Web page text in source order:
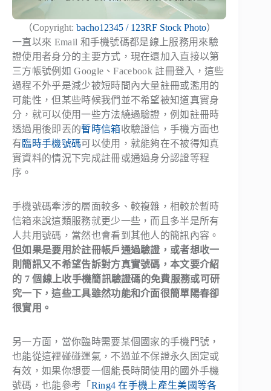
（Copyright: bacho12345 / 123RF Stock Photo）
一直以來 Email 和手機號碼都是線上服務用來驗
證使用者身分的主要方式，現在還加入直接以第
三方帳號例如 Google、Facebook 註冊登入，這些
過程不外乎是減少被短時間內大量註冊或濫用的
可能性，但某些時候我們並不希望被知道真實身
分，就可以使用一些方法繞過驗證，例如註冊時
透過用後即丟的暫時信箱收驗證信，手機方面也
有臨時手機號碼可以使用，就能夠在不被得知真
實資料的情況下完成註冊或通過身分認證等程
序。
手機號碼牽涉的層面較多、較複雜，相較於暫時
信箱來說這類服務就更少一些，而且多半是所有
人共用號碼，當然也會看到其他人的簡訊內容。
但如果是要用於註冊帳戶通過驗證，或者想收一
則簡訊又不希望告訴對方真實號碼，本文要介紹
的 7 個線上收手機簡訊驗證碼的免費服務或可研
究一下，這些工具雖然功能和介面很簡單陽春卻
很實用。
另一方面，當你臨時需要某個國家的手機門號，
也能從這裡碰碰運氣，不過並不保證永久固定或
有效，如果你想要一個能長時間使用的國外手機
號碼，也能參考「 Ring4 在手機上產生美國等各